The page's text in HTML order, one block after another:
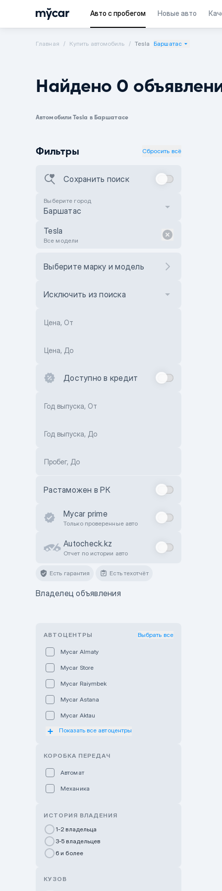
Авто с пробегом Новые авто
Главная Купить автомобиль Tesla Баршатас
Найдено 0
Автомобили Tesla в Баршатасе
Фильтры Сбросить всё
Сохранить поиск
Выберите город
Баршатас
Tesla
Все модели
Выберите марку и модель
Исключить из поиска
Цена, От
Цена, До
Доступно в кредит
Год выпуска, От
Год выпуска, До
Пробег, До
Растаможен в РК
Mycar prime
Только проверенные авто
Autocheck.kz
Отчет по истории авто
Есть гарантия Есть техотчёт
Владелец объявления
АВТОЦЕНТРЫ Выбрать все
Mycar Almaty
Mycar Store
Mycar Raiymbek
Mycar Astana
Mycar Aktau
Mycar Uralsk
GWM Nurly Zhol
Chery Astana
Показать все автоцентры
КОРОБКА ПЕРЕДАЧ
Автомат
Механика
ИСТОРИЯ ВЛАДЕНИЯ
1-2 владельца
3-5 владельцев
6 и более
КУЗОВ